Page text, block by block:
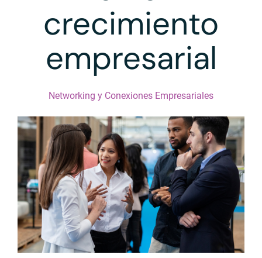
crecimiento
empresarial
Networking y Conexiones Empresariales